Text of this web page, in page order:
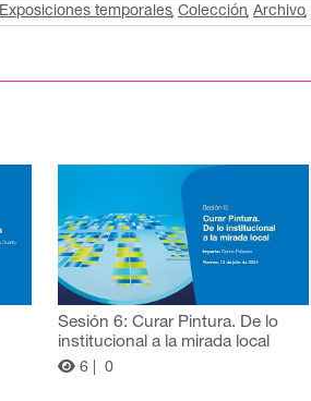
Exposiciones temporales Colección Archivo
Sesión 6: Curar Pintura. De lo
institucional a la mirada local
6 | 0